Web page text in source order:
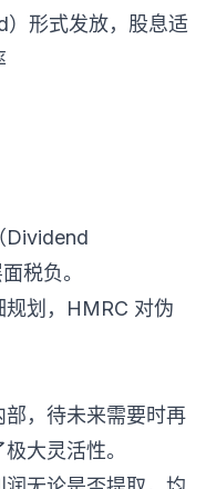
形式发放，股息适
Dividend
税负。
规划，HMRC 对伪
，待未来需要时再
大灵活性。